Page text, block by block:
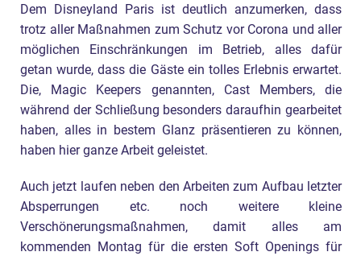
Dem Disneyland Paris ist deutlich anzumerken, dass
trotz aller Maßnahmen zum Schutz vor Corona und aller
möglichen Einschränkungen im Betrieb, alles dafür
getan wurde, dass die Gäste ein tolles Erlebnis erwartet.
Die, Magic Keepers genannten, Cast Members, die
während der Schließung besonders daraufhin gearbeitet
haben, alles in bestem Glanz präsentieren zu können,
haben hier ganze Arbeit geleistet.
Auch jetzt laufen neben den Arbeiten zum Aufbau letzter
Absperrungen etc. noch weitere kleine
Verschönerungsmaßnahmen, damit alles am
kommenden Montag für die ersten Soft Openings für